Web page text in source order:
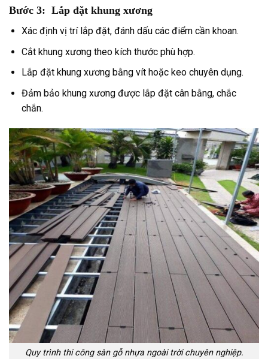
Bước 3: Lắp đặt khung xương
Xác định vị trí lắp đặt, đánh dấu các điểm cần khoan.
Cắt khung xương theo kích thước phù hợp.
Lắp đặt khung xương bằng vít hoặc keo chuyên dụng.
Đảm bảo khung xương được lắp đặt cân bằng, chắc
chắn.
Quy trình thi công sàn gỗ nhựa ngoài trời chuyên nghiệp.